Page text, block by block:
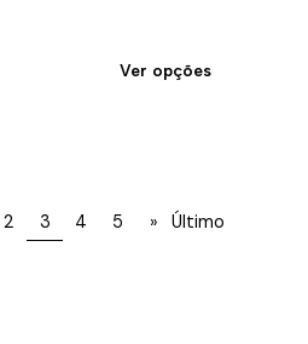
Ver opções
2 3 4 5 » Último